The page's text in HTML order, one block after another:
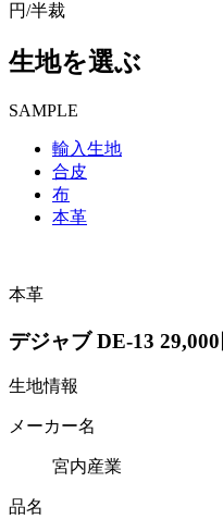
円/半裁
生地を選ぶ
SAMPLE
輸入生地
合皮
布
本革
本革
デジャブ DE-13
生地情報
メーカー名
宮内産業
品名